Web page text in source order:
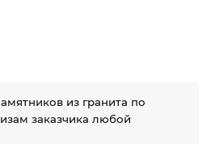
из гранита по
заказчика любой